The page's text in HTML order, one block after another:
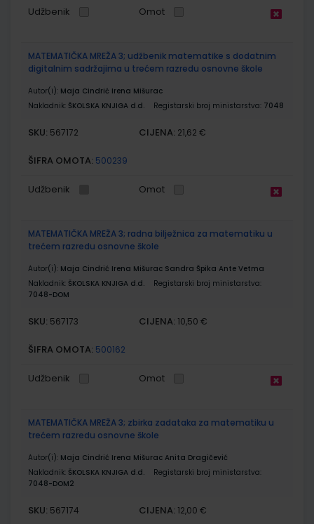
Udžbenik Omot
MATEMATIČKA MREŽA 3; udžbenik matematike s dodatnim
digitalnim sadržajima u trećem razredu osnovne škole
Autor(i): Maja Cindrić Irena Mišurac
Nakladnik: ŠKOLSKA KNJIGA d.d. Registarski broj ministarstva: 7048
SKU: 567172 CIJENA: 21,62 €
ŠIFRA OMOTA: 500239
Udžbenik Omot
MATEMATIČKA MREŽA 3; radna bilježnica za matematiku u
trećem razredu osnovne škole
Autor(i): Maja Cindrić Irena Mišurac Sandra Špika Ante Vetma
Nakladnik: ŠKOLSKA KNJIGA d.d.
Registarski broj ministarstva:
7048-DOM
SKU: 567173 CIJENA: 10,50 €
ŠIFRA OMOTA: 500162
Udžbenik Omot
MATEMATIČKA MREŽA 3; zbirka zadataka za matematiku u
trećem razredu osnovne škole
Autor(i): Maja Cindrić Irena Mišurac Anita Dragičević
Nakladnik: ŠKOLSKA KNJIGA d.d.
Registarski broj ministarstva:
7048-DOM2
SKU: 567174 CIJENA: 12,00 €